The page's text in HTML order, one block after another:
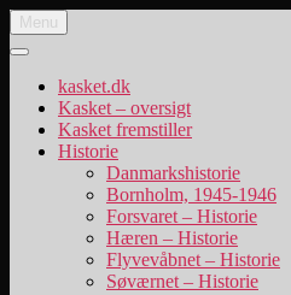
Videre
til
indhold
Danske uniformskasketter
uniformskasketter og lidt historie
Menu
kasket.dk
Kasket – oversigt
Kasket fremstiller
Historie
Danmarkshistorie
Bornholm, 1945-1946
Forsvaret – Historie
Hæren – Historie
Flyvevåbnet – Historie
Søværnet – Historie